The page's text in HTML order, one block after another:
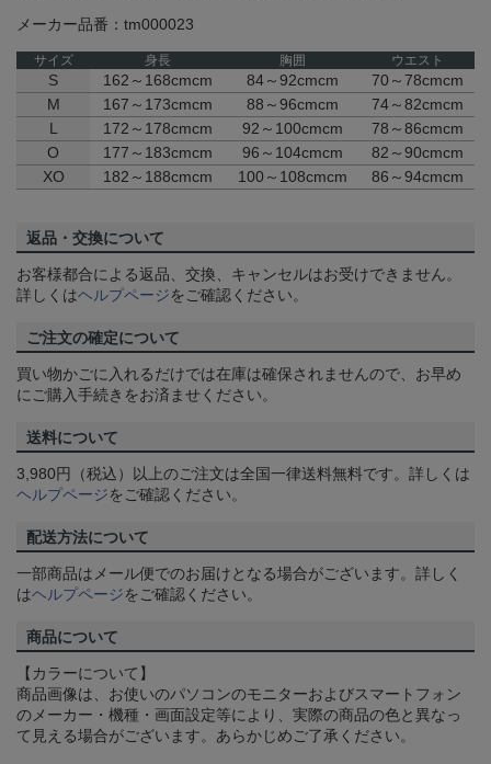
メーカー品番：tm000023
サイズ 身長 胸囲 ウエスト
S 162～168cmcm 84～92cmcm
70～78cmcm
M
167～173cmcm 88～96cmcm
74～82cmcm
L
172～178cmcm 92～100cmcm
78～86cmcm
O
177～183cmcm 96～104cmcm
82～90cmcm
XO
182～188cmcm 100～108cmcm 86～94cmcm
返品・交換について
お客様都合による返品、交換、キャンセルはお受けできません。
詳しくはヘルプページをご確認ください。
ご注文の確定について
買い物かごに入れるだけでは在庫は確保されませんので、お早め
にご購入手続きをお済ませください。
送料について
3,980円（税込）以上のご注文は全国一律送料無料です。詳しくは
ヘルプページをご確認ください。
配送方法について
一部商品はメール便でのお届けとなる場合がございます。詳しく
はヘルプページをご確認ください。
商品について
【カラーについて】
商品画像は、お使いのパソコンのモニターおよびスマートフォン
のメーカー・機種・画面設定等により、実際の商品の色と異なっ
て見える場合がございます。あらかじめご了承ください。